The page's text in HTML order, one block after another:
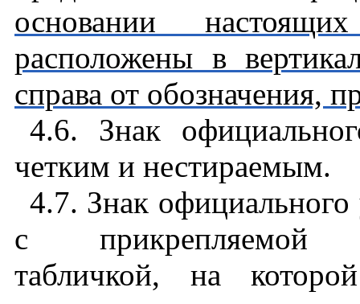
основании
расположены в
справа от обозначения,
4.6. Знак
четким и нестираемым.
4.7. Знак
с прикрепляемой
табличкой, на